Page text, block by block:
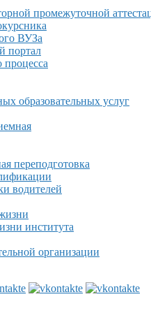
промежуточной
ВУЗа
портал
процесса
образовательных услуг
переподготовка
водителей
института
организации